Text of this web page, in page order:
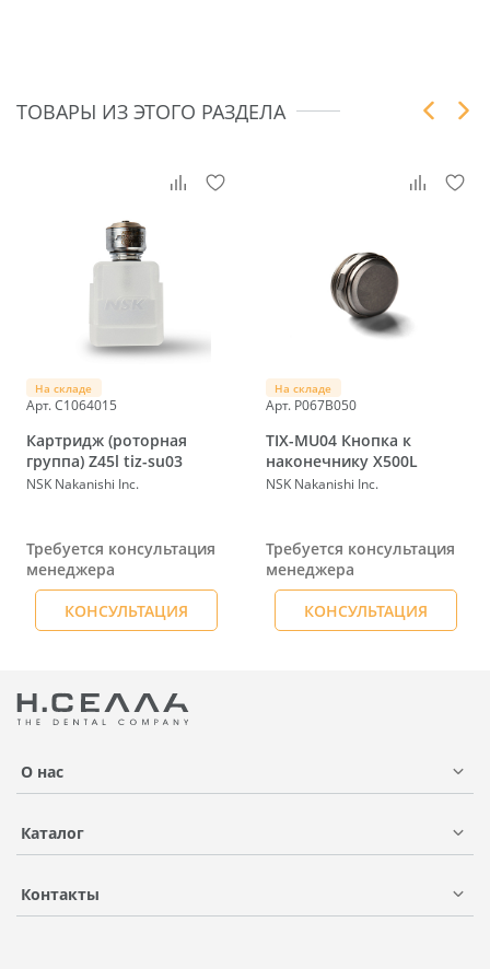
ТОВАРЫ ИЗ ЭТОГО РАЗДЕЛА
На складе
Арт. C1064015
Картридж (роторная
группа) Z45l tiz-su03
NSK Nakanishi Inc.
Требуется консультация
менеджера
КОНСУЛЬТАЦИЯ
На складе
Арт. P067B050
TIX-MU04 Кнопка к
наконечнику X500L
NSK Nakanishi Inc.
Требуется консультация
менеджера
КОНСУЛЬТАЦИЯ
О нас
Каталог
Контакты